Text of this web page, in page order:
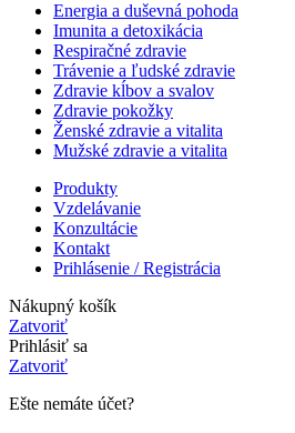
Energia a duševná pohoda
Imunita a detoxikácia
Respiračné zdravie
Trávenie a ľudské zdravie
Zdravie kĺbov a svalov
Zdravie pokožky
Ženské zdravie a vitalita
Mužské zdravie a vitalita
Produkty
Vzdelávanie
Konzultácie
Kontakt
Prihlásenie / Registrácia
Nákupný košík
Zatvoriť
Prihlásiť sa
Zatvoriť
Ešte nemáte účet?